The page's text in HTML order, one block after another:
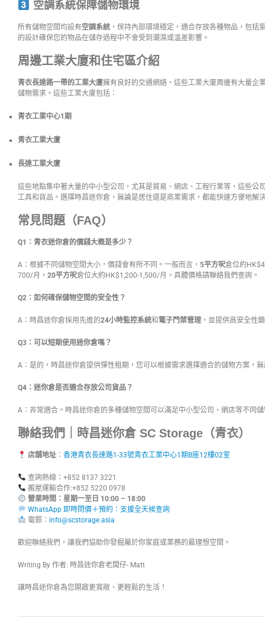
空調系統保障儲物環境
所有儲物空間均設有空調系統 ，保持內部環境穩定，適合存放各種物品，包括
的設計確保您的物品在儲存過程中不會受到潮濕或溫差影響。
周邊工業大廈和住宅區介紹
青衣長達路一帶的工業大廈擁有良好的交通網絡，這些工業大廈周邊有大量企
儲物需求。這些工業大廈包括：
青衣工業中心1期
青衣工業大廈
長達工業大廈
這些地點集中著大量的中小型公司，尤其是貿易、網店、工程行業等，這些公
工具和貨品。選擇時昌迷你倉，無論是居住還是商業需求，都能快速方便地解
常見問題（FAQ）
Q1：青衣迷你倉的價錢大概是多少？
A：根據不同儲物空間大小，價錢會有所不同。一般而言， 5平方呎倉位約
700/月， 20平方呎倉位大約HK$1,200-1,500/月。具體價格請聯絡我們查詢。
Q2：如何確保儲物空間的安全性？
A：時昌迷你倉採用先進的24小時監控系統和 電子門禁管理 ，並提供高安全性
Q3：可以短期使用迷你倉嗎？
A：是的，時昌迷你倉提供彈性租期，您可以根據需求選擇適合的儲物方案，
Q4：迷你倉是否適合存放公司貨品？
A：非常適合。時昌迷你倉的多種儲物空間可以滿足中小型公司、網店等不同
聯絡我們｜時昌迷你倉 SC Storage（青衣）
店舖地址： 香港青衣長達路1-33號青衣工業中心1期B座12樓02室
查詢熱線：+852 8137 3221
搬屋運輸合作:+852 5220 0978
營業時間：星期一至日 10:00 – 18:00
WhatsApp 即時問價＋預約：支援全天候查詢
電郵： info@scstorage.asia
歡迎聯絡我們，讓我們協助你發掘屬於你家庭或業務的最理想空間。
Writing By 作者: 時昌迷你倉老闆仔- Matt
讓時昌迷你倉為您開啟更寬敞、更輕鬆的生活！